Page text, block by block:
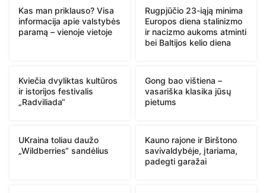
Kas man priklauso? Visa
informacija apie valstybės
paramą – vienoje vietoje
Rugpjūčio 23-iąją minima
Europos diena stalinizmo
ir nacizmo aukoms atminti
bei Baltijos kelio diena
Kviečia dvyliktas kultūros
ir istorijos festivalis
„Radviliada“
Gong bao vištiena –
vasariška klasika jūsų
pietums
UKraina toliau daužo
„Wildberries“ sandėlius
Kauno rajone ir Birštono
savivaldybėje, įtariama,
padegti garažai